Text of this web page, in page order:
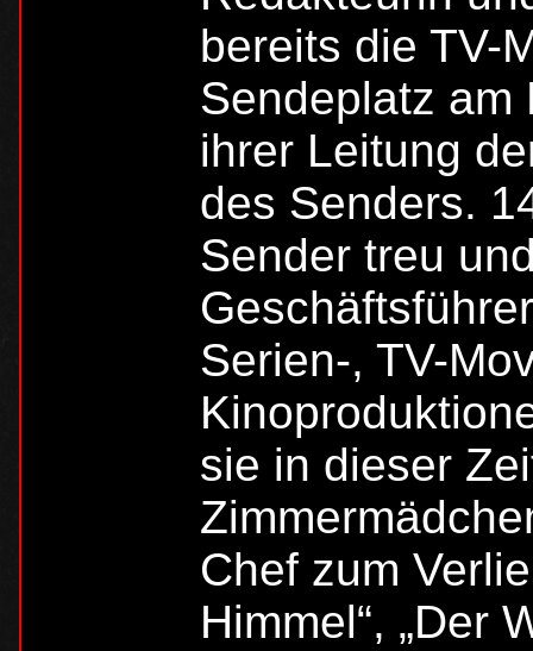
bereits die TV-
Sendeplatz am
ihrer Leitung
des Senders.
Sender treu
Serien-, TV-
sie in dieser
Chef zum
Himmel“, „Der